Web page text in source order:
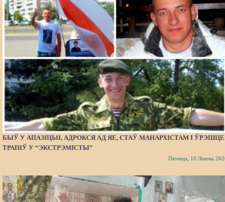
БЫЎ У АПАЗІЦЫІ, АДРОКСЯ АД ЯЕ, СТАЎ МАНАРХІСТАМ І ЎРЭШЦЕ
ТРАПІЎ У “ЭКСТРЭМІСТЫ”
Пятніца, 10 Ліпень